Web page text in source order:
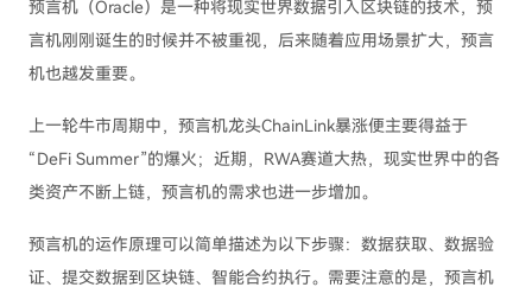
预言机（Oracle）是一种将现实世界数据引入区块链的技术，预
言机刚刚诞生的时候并不被重视，后来随着应用场景扩大，预言
机也越发重要。
上一轮牛市周期中，预言机龙头ChainLink暴涨便主要得益于
“DeFi Summer”的爆火；近期，RWA赛道大热，现实世界中的各
类资产不断上链，预言机的需求也进一步增加。
预言机的运作原理可以简单描述为以下步骤：数据获取、数据验
证、提交数据到区块链、智能合约执行。需要注意的是，预言机